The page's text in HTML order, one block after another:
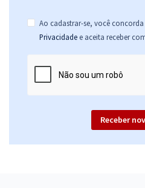
Ao cadastrar-se, você
Privacidade e aceita receber
Receber